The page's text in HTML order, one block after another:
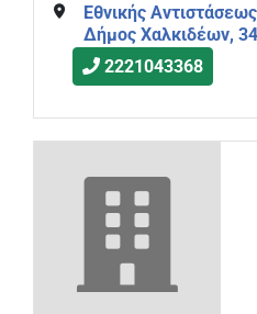
Εθνικής
Δήμος Χαλκιδέων,
2221043368